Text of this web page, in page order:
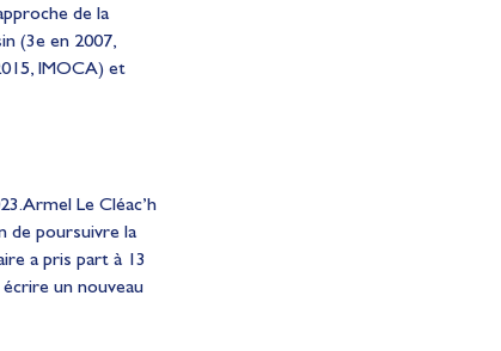
de la
(3e en 2007,
IMOCA) et
Armel Le Cléac’h
de poursuivre la
a pris part à 13
un nouveau